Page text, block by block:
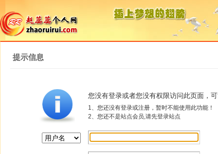
提示信息
您没有登录或者您没有权限访问此页面，
1、您还没有登录或注册，暂时不能使用此功能！
2、您还不是站点会员,请先登录站点